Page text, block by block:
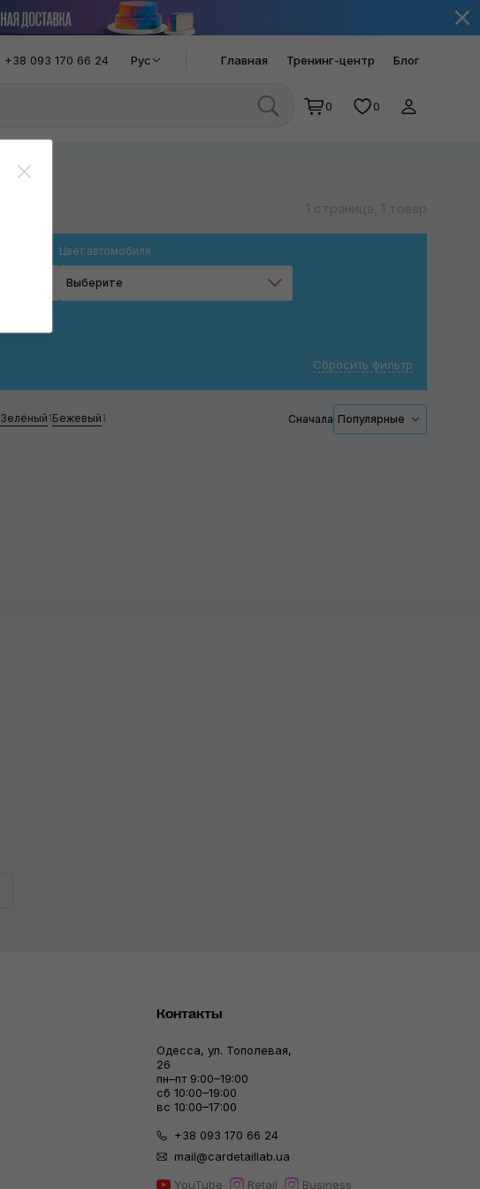
+38 093 170 66 24 Рус Главная Тренинг-центр Блог
0 0
1 страница, 1 товар
Цвет автомобиля
Выберите
Сбросить фильтр
Зелёный1Бежевый1 Сначала Популярные
Контакты
Одесса, ул. Тополевая,
26
пн–пт 9:00–19:00
сб 10:00–19:00
вс 10:00–17:00
+38 093 170 66 24
mail@cardetaillab.ua
YouTube
Retail Business